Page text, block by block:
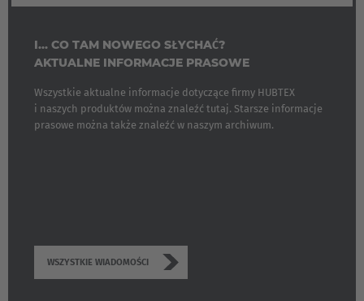
I... CO TAM NOWEGO SŁYCHAĆ?
AKTUALNE INFORMACJE PRASOWE
Wszystkie aktualne informacje dotyczące firmy HUBTEX
i naszych produktów można znaleźć tutaj. Starsze informacje
prasowe można także znaleźć w naszym archiwum.
WSZYSTKIE WIADOMOŚCI